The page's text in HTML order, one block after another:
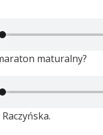
maturalny?